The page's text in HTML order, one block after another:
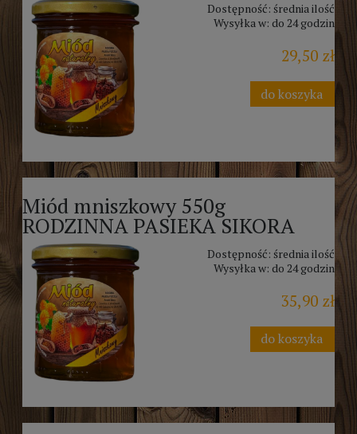
Dostępność: średnia ilość
Wysyłka w: do 24 godzin
29,50 zł
do koszyka
Miód mniszkowy 550g
RODZINNA PASIEKA SIKORA
Dostępność: średnia ilość
Wysyłka w: do 24 godzin
35,90 zł
do koszyka